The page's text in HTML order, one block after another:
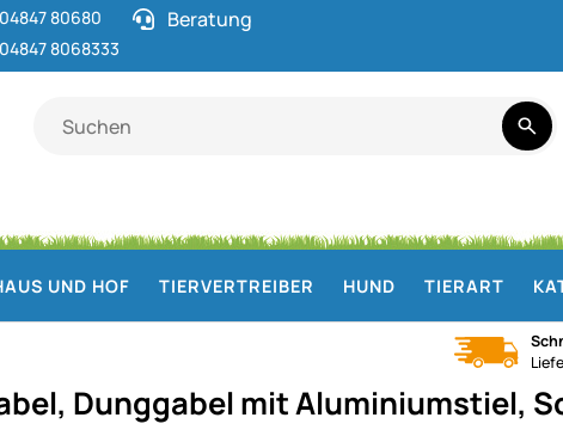
04847 80680
04847 8068333
Beratung
UND HOF TIERVERTREIBER HUND TIERART
Dunggabel mit Aluminiumstiel,